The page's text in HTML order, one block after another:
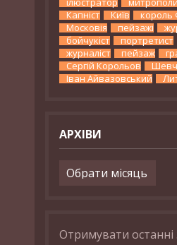
Капніст
Київ
король
Московія
пейзажі
бойчукіст
портретист
журналіст
пейзаж
Сергій Корольов
Іван Айвазовський
АРХІВИ
Архіви
Отримувати останні